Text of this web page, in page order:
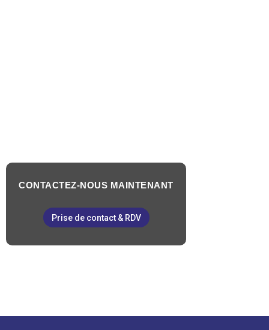
CONTACTEZ-NOUS MAINTENANT
Prise de contact & RDV